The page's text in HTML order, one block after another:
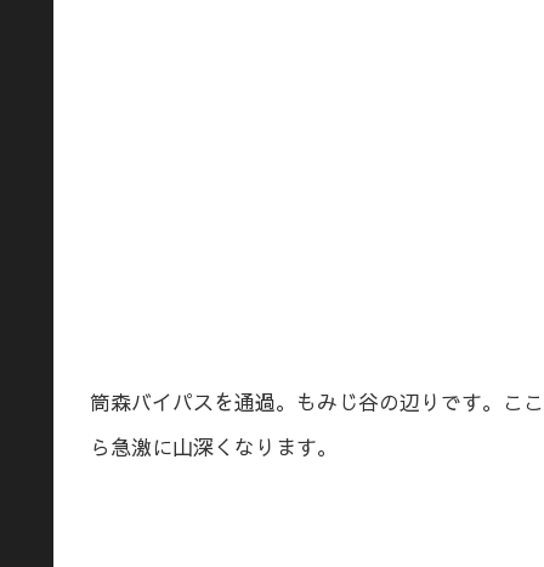
筒森バイパスを通過。もみじ谷の辺りです。こ
ら急激に山深くなります。